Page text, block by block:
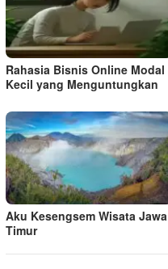
Rahasia Bisnis Online Modal
Kecil yang Menguntungkan
Aku Kesengsem Wisata Jawa
Timur